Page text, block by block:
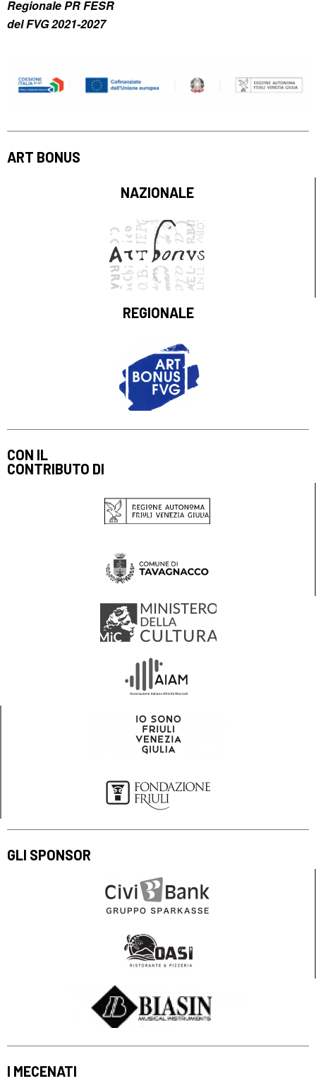
Regionale PR FESR
del FVG 2021-2027
ART BONUS
NAZIONALE
REGIONALE
CON IL
CONTRIBUTO DI
GLI SPONSOR
I MECENATI